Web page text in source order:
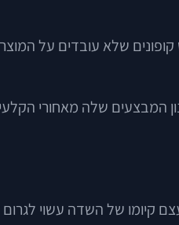
שלא עובדים על
המבצעים שלה מאחורי
קיומו של השדה עשוי